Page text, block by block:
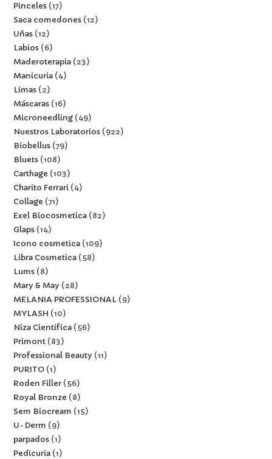
Pinceles 17
Saca comedones 12
Uñas 12
Labios 6
Maderoterapia 23
Manicuria 4
Limas 2
Máscaras 16
Microneedling 49
Nuestros Laboratorios 922
Biobellus 79
Bluets 108
Carthage
103
Charito Ferrari 4
Collage
71
Exel Biocosmetica 82
Glaps 14
Icono cosmetica 109
Libra Cosmetica 58
Lums 8
Mary & May
28
MELANIA PROFESSIONAL 9
MYLASH
10
Niza Cientifica 56
Primont 83
Professional Beauty
11
PURITO 1
Roden Filler 56
Royal Bronze
8
Sem Biocream
15
U-Derm
9
parpados 1
Pedicuria 1